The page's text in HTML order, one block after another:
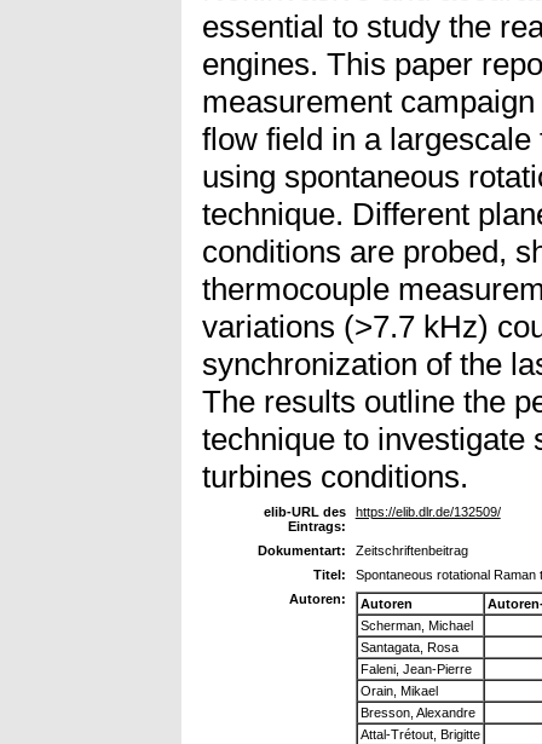
essential to study the
engines. This paper
measurement
flow field in a
using spontaneous
technique. Different
conditions are probed,
thermocouple
variations (>7.7 kHz)
synchronization of the
The results outline the
technique to investigate
turbines conditions.
elib-URL des
Eintrags:
https://elib.dlr.de/132509/
Dokumentart:
Zeitschriftenbeitrag
Titel:
Spontaneous rotational
Autoren:
Autoren
Scherman, Michael
Santagata, Rosa
Faleni, Jean-Pierre
Orain, Mikael
Bresson, Alexandre
Attal-Trétout, Brigitte